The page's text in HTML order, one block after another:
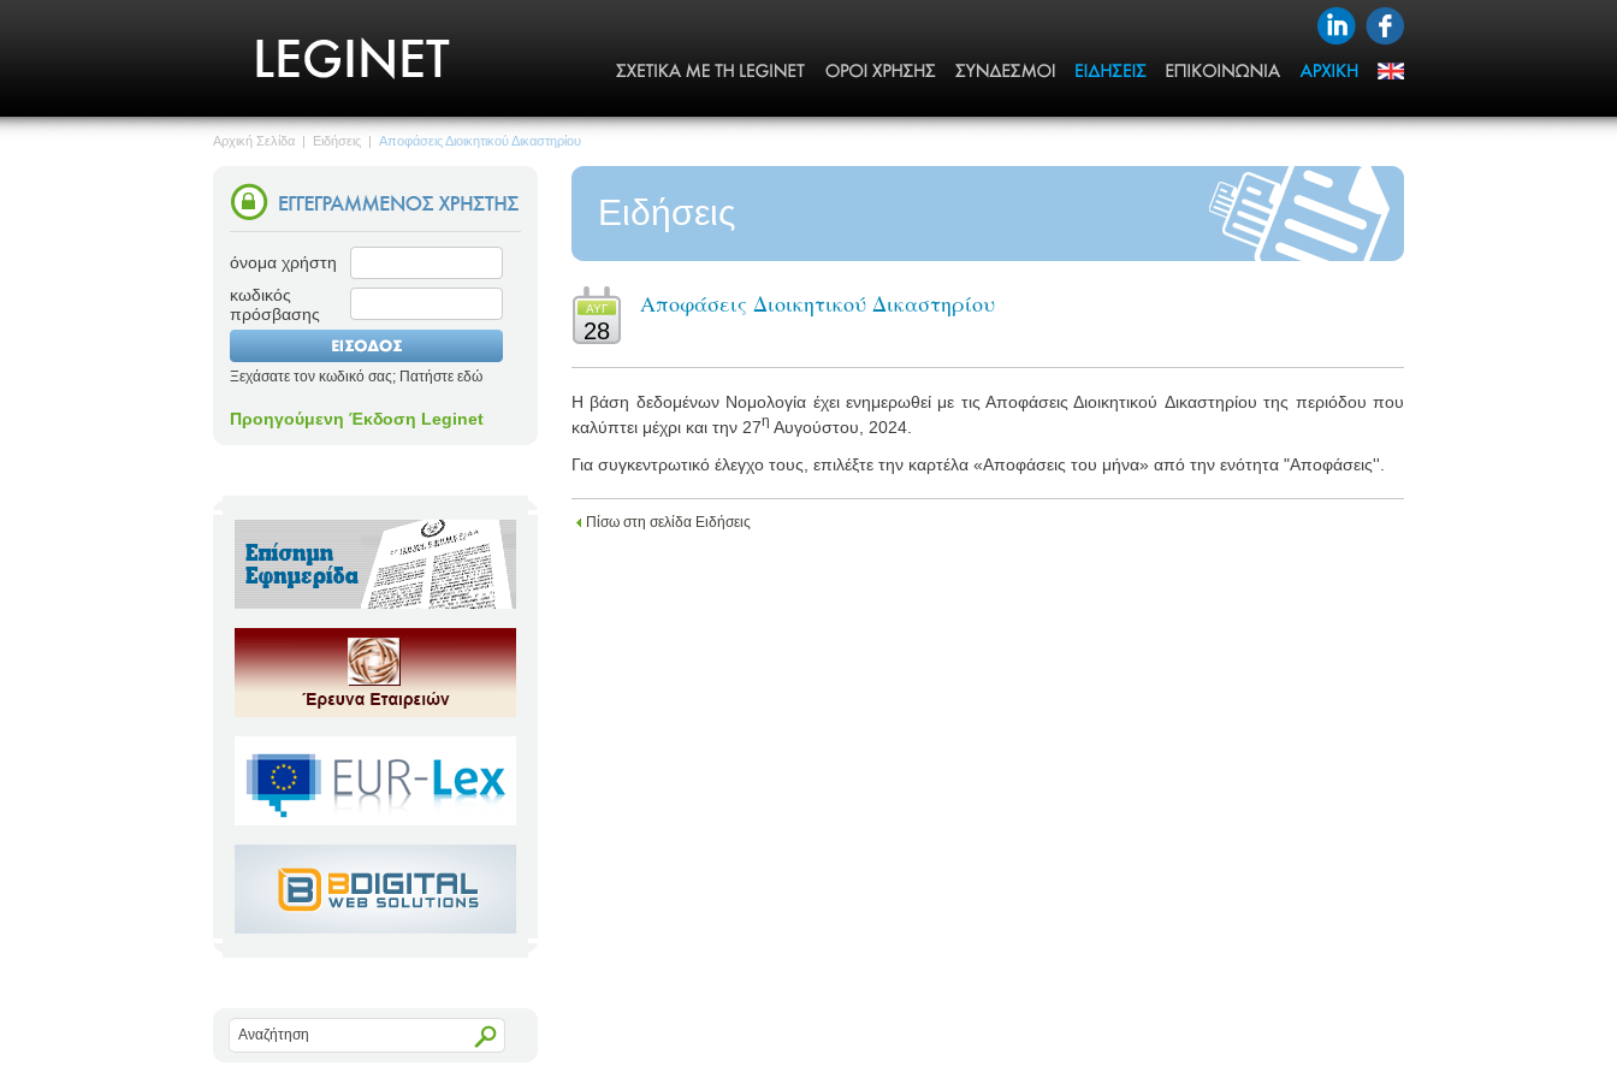
Αρχική Σελίδα | Ειδήσεις | Αποφάσεις Διοικητικού Δικαστηρίου
όνομα χρήστη
κωδικός
πρόσβασης
Ξεχάσατε τον κωδικό σας; Πατήστε εδώ
Προηγούμενη Έκδοση Leginet
Ειδήσεις
ΑΥΓ
28
Αποφάσεις Διοικητικού Δικαστηρίου
Η βάση δεδομένων Νομολογία έχει ενημερωθεί με τις Αποφάσεις Διοικητικού Δικαστηρίου της περιόδου που
καλύπτει μέχρι και την 27η Αυγούστου, 2024.
Για συγκεντρωτικό έλεγχο τους, επιλέξτε την καρτέλα «Αποφάσεις του μήνα» από την ενότητα "Αποφάσεις''.
Πίσω στη σελίδα Ειδήσεις